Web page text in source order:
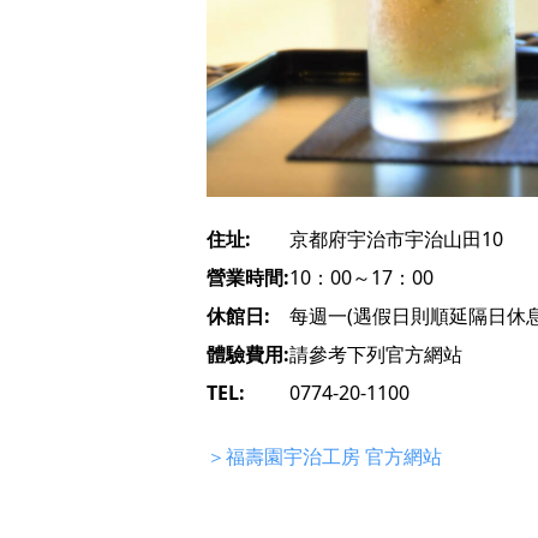
住址:
京都府宇治市宇治山田10
營業時間:10：00～17：00
休館日:
每週一(遇假日則順延隔日休
體驗費用:請參考下列官方網站
TEL:
0774-20-1100
＞福壽園宇治工房 官方網站